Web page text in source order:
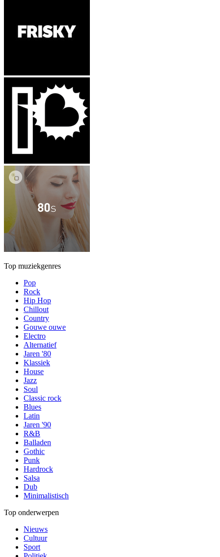
Top muziekgenres
Pop
Rock
Hip Hop
Chillout
Country
Gouwe ouwe
Electro
Alternatief
Jaren '80
Klassiek
House
Jazz
Soul
Classic rock
Blues
Latin
Jaren '90
R&B
Balladen
Gothic
Punk
Hardrock
Salsa
Dub
Minimalistisch
Top onderwerpen
Nieuws
Cultuur
Sport